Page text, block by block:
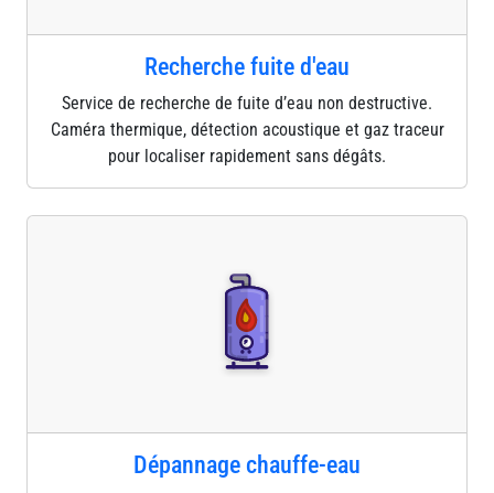
Recherche fuite d'eau
Service de recherche de fuite d’eau non destructive.
Caméra thermique, détection acoustique et gaz traceur
pour localiser rapidement sans dégâts.
Dépannage chauffe-eau